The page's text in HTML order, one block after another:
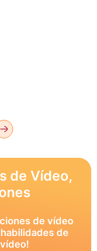
de Vídeo,
de vídeo
de